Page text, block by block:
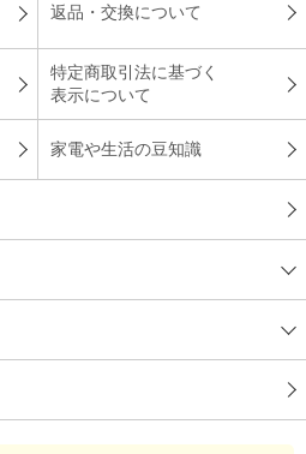
返品・交換について
特定商取引法に基づく
表示について
家電や生活の豆知識